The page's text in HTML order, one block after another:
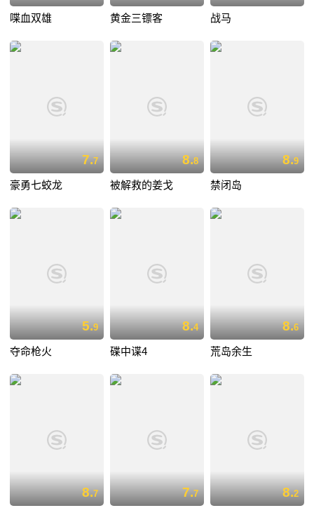
喋血双雄 黄金三镖客 战马
7.7
豪勇七蛟龙
8.8
被解救的姜戈
8.9
禁闭岛
5.9
夺命枪火
8.4
碟中谍4
8.6
荒岛余生
8.7 7.7 8.2